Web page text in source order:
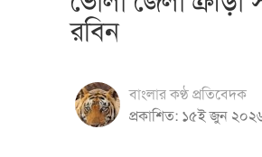
রবিন
বাংলার কণ্ঠ প্রতিবেদক
প্রকাশিত: ১৫ই জুন